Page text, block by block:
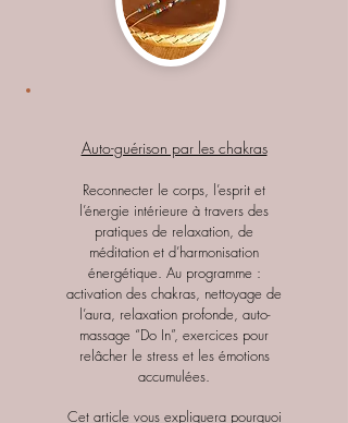
Auto-guérison par les chakras
Reconnecter le corps, l’esprit et
l’énergie intérieure à travers des
pratiques de relaxation, de
méditation et d’harmonisation
énergétique. Au programme :
activation des chakras, nettoyage de
l’aura, relaxation profonde, auto-
massage “Do In”, exercices pour
relâcher le stress et les émotions
accumulées.
Cet article vous expliquera pourquoi